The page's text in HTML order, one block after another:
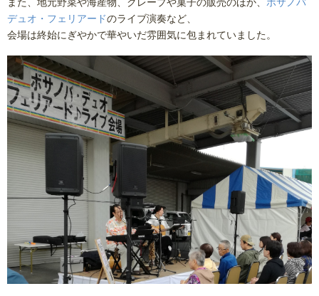
デュオ・フェリアードのライブ演奏など、
会場は終始にぎやかで華やいだ雰囲気に包まれていました。